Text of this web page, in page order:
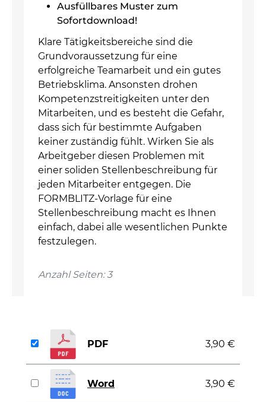
Ausfüllbares Muster zum
Sofortdownload!
Klare Tätigkeitsbereiche sind die
Grundvoraussetzung für eine
erfolgreiche Teamarbeit und ein gutes
Betriebsklima. Ansonsten drohen
Kompetenzstreitigkeiten unter den
Mitarbeiten, und es besteht die Gefahr,
dass sich für bestimmte Aufgaben
keiner zuständig fühlt. Wirken Sie als
Arbeitgeber diesen Problemen mit
einer soliden Stellenbeschreibung für
jeden Mitarbeiter entgegen. Die
FORMBLITZ-Vorlage für eine
Stellenbeschreibung macht es Ihnen
einfach, dabei alle wesentlichen Punkte
festzulegen.
Anzahl Seiten: 3
PDF 3,90 €
Word 3,90 €